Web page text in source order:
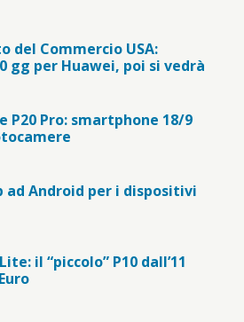
del Commercio USA:
gg per Huawei, poi si vedrà
P20 Pro: smartphone 18/9
ad Android per i dispositivi
il “piccolo” P10 dall’11